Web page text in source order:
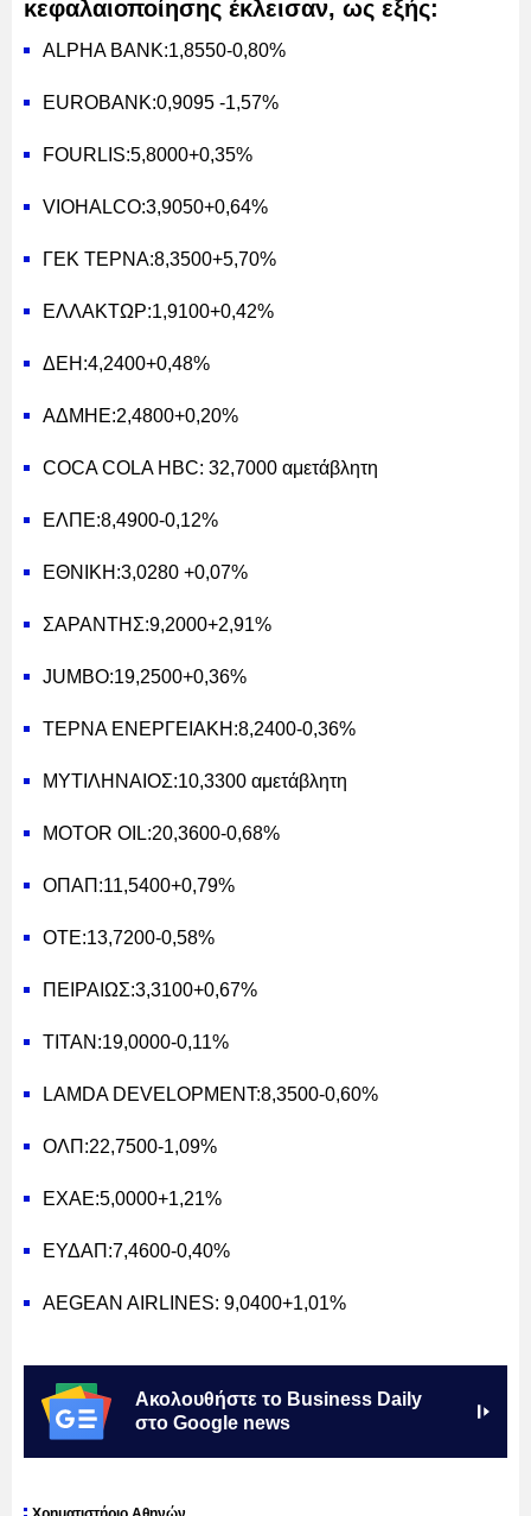
κεφαλαιοποίησης έκλεισαν, ως εξής:
ALPHA BANK:1,8550-0,80%
EUROBANK:0,9095 -1,57%
FOURLIS:5,8000+0,35%
VIOHALCO:3,9050+0,64%
ΓΕΚ ΤΕΡΝΑ:8,3500+5,70%
ΕΛΛΑΚΤΩΡ:1,9100+0,42%
ΔΕΗ:4,2400+0,48%
ΑΔΜΗΕ:2,4800+0,20%
COCA COLA HBC: 32,7000 αμετάβλητη
ΕΛΠΕ:8,4900-0,12%
ΕΘΝΙΚΗ:3,0280 +0,07%
ΣΑΡΑΝΤΗΣ:9,2000+2,91%
JUMBO:19,2500+0,36%
ΤΕΡΝΑ ΕΝΕΡΓΕΙΑΚΗ:8,2400-0,36%
ΜΥΤΙΛΗΝΑΙΟΣ:10,3300 αμετάβλητη
MOTOR OIL:20,3600-0,68%
ΟΠΑΠ:11,5400+0,79%
ΟΤΕ:13,7200-0,58%
ΠΕΙΡΑΙΩΣ:3,3100+0,67%
ΤΙΤΑΝ:19,0000-0,11%
LAMDA DEVELOPMENT:8,3500-0,60%
ΟΛΠ:22,7500-1,09%
ΕΧΑΕ:5,0000+1,21%
ΕΥΔΑΠ:7,4600-0,40%
AEGEAN AIRLINES: 9,0400+1,01%
Ακολουθήστε το Business Daily
στο Google news